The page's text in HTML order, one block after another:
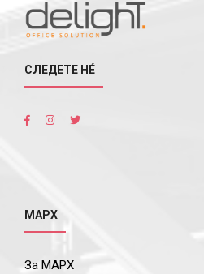
СЛЕДЕТЕ НÉ
МАРХ
За МАРХ